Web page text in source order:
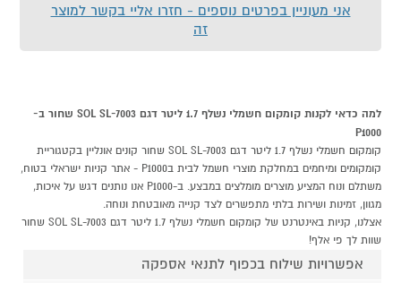
אני מעוניין בפרטים נוספים - חזרו אליי בקשר למוצר
זה
למה כדאי לקנות קומקום חשמלי נשלף 1.7 ליטר דגם SOL SL-7003 שחור ב-
P1000
קומקום חשמלי נשלף 1.7 ליטר דגם SOL SL-7003 שחור קונים אונליין בקטגוריית
קומקומים ומיחמים במחלקת מוצרי חשמל לבית בP1000 - אתר קניות ישראלי בטוח,
משתלם ונוח המציע מוצרים מומלצים במבצע. ב-P1000 אנו נותנים דגש על איכות,
מגוון, זמינות ושירות בלתי מתפשרים לצד קנייה מאובטחת ונוחה.
אצלנו, קניות באינטרנט של קומקום חשמלי נשלף 1.7 ליטר דגם SOL SL-7003 שחור
שוות לך פי אלף!
אפשרויות שילוח בכפוף לתנאי אספקה